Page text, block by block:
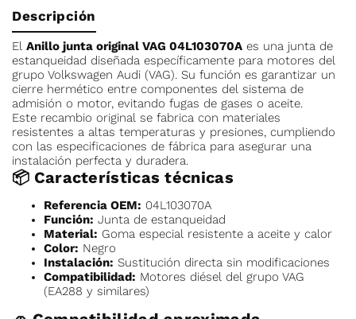
Descripción
El Anillo junta original VAG 04L103070A es una junta de
estanqueidad diseñada específicamente para motores del
grupo Volkswagen Audi (VAG). Su función es garantizar un
cierre hermético entre componentes del sistema de
admisión o motor, evitando fugas de gases o aceite.
Este recambio original se fabrica con materiales
resistentes a altas temperaturas y presiones, cumpliendo
con las especificaciones de fábrica para asegurar una
instalación perfecta y duradera.
📦 Características técnicas
Referencia OEM: 04L103070A
Función: Junta de estanqueidad
Material: Goma especial resistente a aceite y calor
Color: Negro
Instalación: Sustitución directa sin modificaciones
Compatibilidad: Motores diésel del grupo VAG
(EA288 y similares)